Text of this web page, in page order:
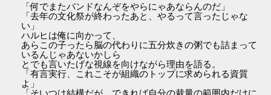
「何でまたバンドなんぞをやらにゃあならんのだ」
「去年の文化祭が終わったあと、やるって言ったじゃな
い」
ハルヒは俺に向かって、
あらこの子ったら脳の代わりに五分炊きの粥でも詰まって
いるんじゃあないかしら
とでも言いたげな視線を向けながら理由を語る。
「有言実行、これこそが組織のトップに求められる資質
よ」
「そいつは結構だが、できれば自分の裁量の範囲内だけに